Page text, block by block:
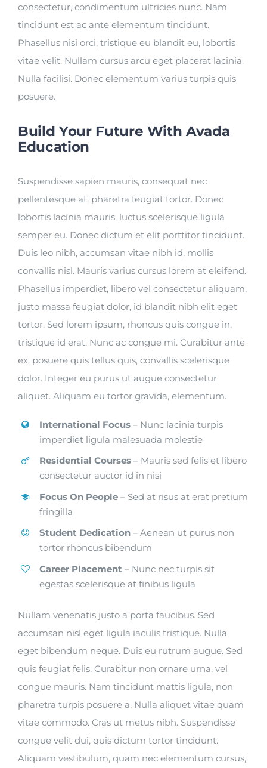
consectetur, condimentum ultricies nunc. Nam
tincidunt est ac ante elementum tincidunt.
Phasellus nisi orci, tristique eu blandit eu, lobortis
vitae velit. Nullam cursus arcu eget placerat lacinia.
Nulla facilisi. Donec elementum varius turpis quis
posuere.
Build Your Future With Avada
Education
Suspendisse sapien mauris, consequat nec
pellentesque at, pharetra feugiat tortor. Donec
lobortis lacinia mauris, luctus scelerisque ligula
semper eu. Donec dictum et elit porttitor tincidunt.
Duis leo nibh, accumsan vitae nibh id, mollis
convallis nisl. Mauris varius cursus lorem at eleifend.
Phasellus imperdiet, libero vel consectetur aliquam,
justo massa feugiat dolor, id blandit nibh elit eget
tortor. Sed lorem ipsum, rhoncus quis congue in,
tristique id erat. Nunc ac congue mi. Curabitur ante
ex, posuere quis tellus quis, convallis scelerisque
dolor. Integer eu purus ut augue consectetur
aliquet. Aliquam eu tortor gravida, elementum.
International Focus– Nunc lacinia turpis
imperdiet ligula malesuada molestie
Residential Courses– Mauris sed felis et libero
consectetur auctor id in nisi
Focus On People– Sed at risus at erat pretium
fringilla
Student Dedication– Aenean ut purus non
tortor rhoncus bibendum
Career Placement – Nunc nec turpis sit
egestas scelerisque at finibus ligula
Nullam venenatis justo a porta faucibus. Sed
accumsan nisl eget ligula iaculis tristique. Nulla
eget bibendum neque. Duis eu rutrum augue. Sed
quis feugiat felis. Curabitur non ornare urna, vel
congue mauris. Nam tincidunt mattis ligula, non
pharetra turpis posuere a. Nulla aliquet vitae quam
vitae commodo. Cras ut metus nibh. Suspendisse
congue velit dui, quis dictum tortor tincidunt.
Aliquam vestibulum, quam nec elementum cursus,